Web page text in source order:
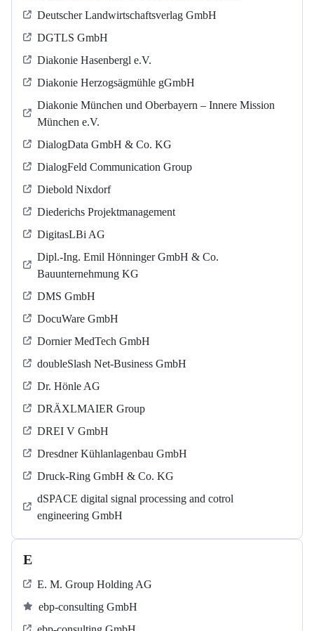
Deutscher Landwirtschaftsverlag GmbH
DGTLS GmbH
Diakonie Hasenbergl e.V.
Diakonie Herzogsägmühle gGmbH
Diakonie München und Oberbayern – Innere Mission
München e.V.
DialogData GmbH & Co. KG
DialogFeld Communication Group
Diebold Nixdorf
Diederichs Projektmanagement
DigitasLBi AG
Dipl.-Ing. Emil Hönninger GmbH & Co.
Bauunternehmung KG
DMS GmbH
DocuWare GmbH
Dornier MedTech GmbH
doubleSlash Net-Business GmbH
Dr. Hönle AG
DRÄXLMAIER Group
DREI V GmbH
Dresdner Kühlanlagenbau GmbH
Druck-Ring GmbH & Co. KG
dSPACE digital signal processing and cotrol
engineering GmbH
E
E. M. Group Holding AG
ebp-consulting GmbH